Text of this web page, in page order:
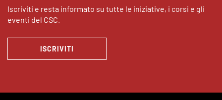
Iscriviti e resta informato su tutte le iniziative, i corsi e gli
eventi del CSC.
ISCRIVITI